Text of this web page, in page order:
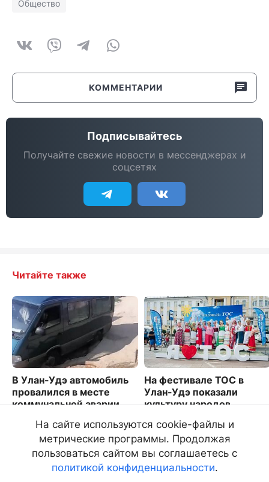
Общество
КОММЕНТАРИИ
Подписывайтесь
Получайте свежие новости в мессенджерах и
соцсетях
Читайте также
В Улан-Удэ автомобиль
провалился в месте
коммунальной аварии
2235
На фестивале ТОС в
Улан-Удэ показали
культуру народов
2505
На сайте используются cookie-файлы и
метрические программы. Продолжая
пользоваться сайтом вы соглашаетесь с
политикой конфиденциальности.